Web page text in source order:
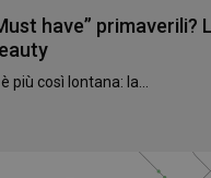
have” primaverili?
più così lontana: la...